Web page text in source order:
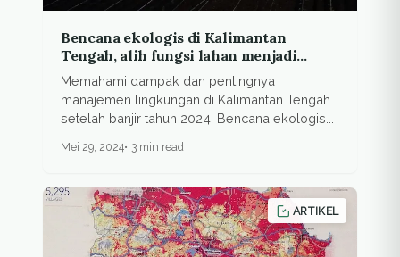
Bencana ekologis di Kalimantan
Tengah, alih fungsi lahan menjadi
ancaman serius
Memahami dampak dan pentingnya
manajemen lingkungan di Kalimantan Tengah
setelah banjir tahun 2024. Bencana ekologis...
Mei 29, 2024 3 min read
ARTIKEL